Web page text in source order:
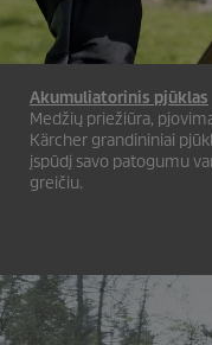
Akumuliatorinis pjūklas
Medžių priežiūra,
Kärcher grandininiai
įspūdį savo patogumu
greičiu.